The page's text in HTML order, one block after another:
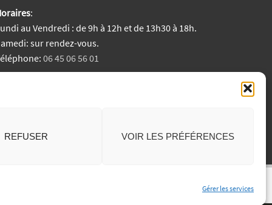
Gérer les services
REFUSER VOIR LES PRÉFÉRENCES
:
au Vendredi : de 9h à 12h et de 13h30 à 18h.
sur rendez-vous.
06 45 06 56 01